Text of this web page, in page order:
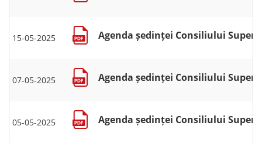
15-05-2025 Agenda ședinței Consiliului
07-05-2025 Agenda ședinței Consiliului
05-05-2025 Agenda ședinței Consiliului